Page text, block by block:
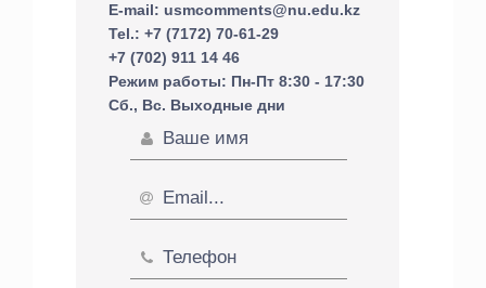
E-mail: usmcomments@nu.edu.kz
Tel.: +7 (7172) 70-61-29
+7 (702) 911 14 46
Режим работы: Пн-Пт 8:30 - 17:30
Сб., Вс. Выходные дни